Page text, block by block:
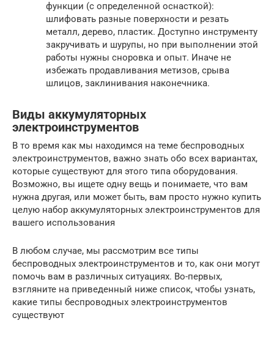
функции (с определенной оснасткой):
шлифовать разные поверхности и резать
металл, дерево, пластик. Доступно инструменту
закручивать и шурупы, но при выполнении этой
работы нужны сноровка и опыт. Иначе не
избежать продавливания метизов, срыва
шлицов, заклинивания наконечника.
Виды аккумуляторных
электроинструментов
В то время как мы находимся на теме беспроводных
электроинструментов, важно знать обо всех вариантах,
которые существуют для этого типа оборудования.
Возможно, вы ищете одну вещь и понимаете, что вам
нужна другая, или может быть, вам просто нужно купить
целую набор аккумуляторных электроинструментов для
вашего использования
В любом случае, мы рассмотрим все типы
беспроводных электроинструментов и то, как они могут
помочь вам в различных ситуациях. Во-первых,
взгляните на приведенный ниже список, чтобы узнать,
какие типы беспроводных электроинструментов
существуют